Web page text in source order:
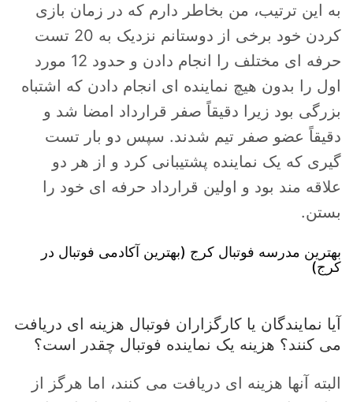
به این ترتیب، من بخاطر دارم که در زمان بازی
کردن خود برخی از دوستانم نزدیک به 20 تست
حرفه ای مختلف را انجام دادن و حدود 12 مورد
اول را بدون هیچ نماینده ای انجام دادن که اشتباه
بزرگی بود زیرا دقیقاً صفر قرارداد امضا شد و
دقیقاً عضو صفر تیم شدند. سپس دو بار تست
گیری که یک نماینده پشتیبانی کرد و از هر دو
علاقه مند بود و اولین قرارداد حرفه ای خود را
بستن.
بهترین مدرسه فوتبال کرج (بهترین آکادمی فوتبال در
کرج)
آیا نمایندگان یا کارگزاران فوتبال هزینه ای دریافت
می کنند؟ هزینه یک نماینده فوتبال چقدر است؟
البته آنها هزینه ای دریافت می کنند، اما هرگز از